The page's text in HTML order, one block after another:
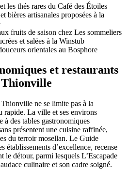
les thés rares du Café des Étoiles
bières artisanales proposées à la
fruits de saison chez Les sommeliers
et salées à la Winstub
orientales au Bosphore
et restaurants
ne se limite pas à la
rapide. La ville et ses environs
à des tables gastronomiques
présentent une cuisine raffinée,
du terroir mosellan. Le Guide
d’excellence, recense
le détour, parmi lesquels L’Escapade
culinaire et son cadre soigné.